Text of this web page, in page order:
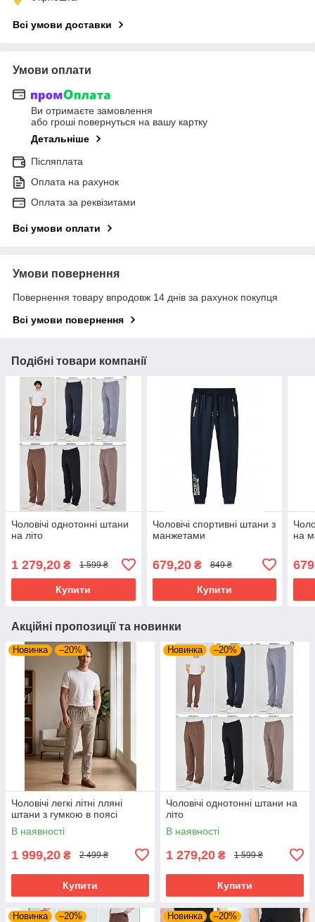
Всі умови доставки
Умови оплати
Ви отримаєте замовлення
або гроші повернуться на вашу картку
Детальніше
Післяплата
Оплата на рахунок
Оплата за реквізитами
Всі умови оплати
Умови повернення
Повернення товару впродовж 14 днів за рахунок покупця
Всі умови повернення
Подібні товари компанії
Чоловічі однотонні штани
на літо
1 279,20 ₴ 1 599 ₴
Купити
Чоловічі спортивні штани з
манжетами
679,20₴ 849 ₴
Купити
на
Акційні пропозиції та новинки
Новинка –20%
Чоловічі легкі літні лляні
штани з гумкою в поясі
В наявності
1 999,20 ₴ 2 499 ₴
Купити
Новинка –20%
Чоловічі однотонні штани на
літо
В наявності
1 279,20 ₴ 1 599 ₴
Купити
Новинка –20% Новинка –20%